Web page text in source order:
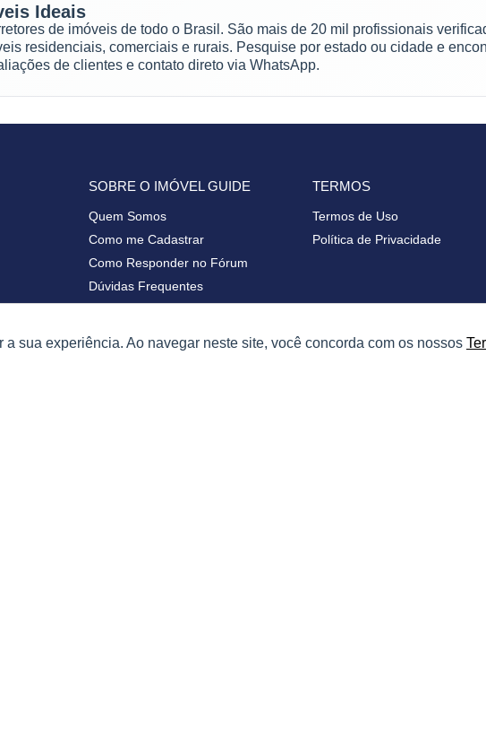
Ideais
de imóveis de todo o Brasil. São mais de 20 mil profissionais
residenciais, comerciais e rurais. Pesquise por estado ou cidade e
de clientes e contato direto via WhatsApp.
sua experiência. Ao navegar neste site, você concorda com os nossos
SOBRE O IMÓVEL GUIDE
Quem Somos
Como me Cadastrar
Como Responder no Fórum
Dúvidas Frequentes
TERMOS
Termos de Uso
Política de Privacidade